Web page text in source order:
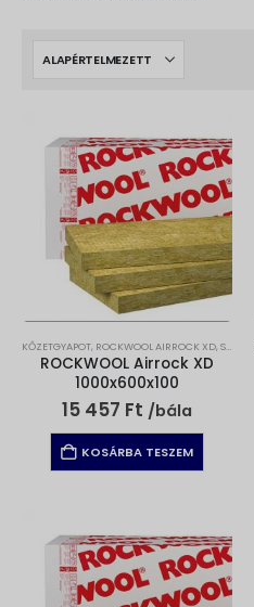
KŐZETGYAPOT, ROCKWOOL AIRROCK XD, SZIGETELÉS
ROCKWOOL Airrock XD
1000x600x100
15 457 Ft /bála
KOSÁRBA TESZEM